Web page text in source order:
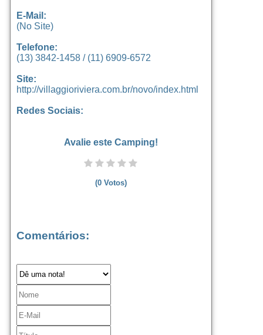
E-Mail:
(No Site)
Telefone:
(13) 3842-1458 / (11) 6909-6572
Site:
http://villaggioriviera.com.br/novo/index.html
Redes Sociais:
Avalie este Camping!
(0Votos)
Comentários: